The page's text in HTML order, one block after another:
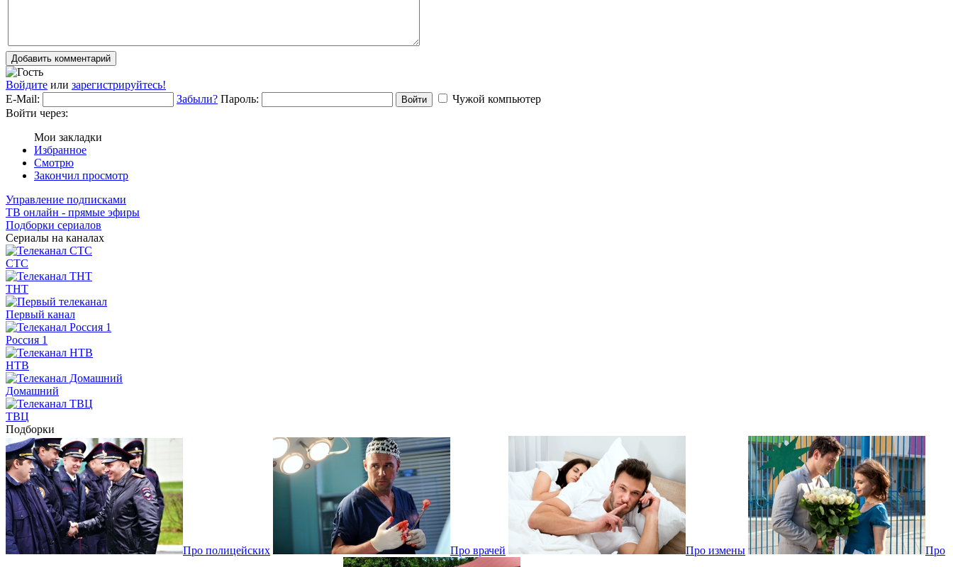
Добавить комментарий
Войдите или зарегистрируйтесь!
E-Mail:
Забыли? Пароль: Войти
Чужой компьютер
Войти через:
Мои закладки
Избранное
Смотрю
Закончил просмотр
Управление подписками
ТВ онлайн - прямые эфиры
Подборки сериалов
Сериалы на каналах
СТС
ТНТ
Первый канал
Россия 1
НТВ
Домашний
ТВЦ
Подборки
Про полицейских Про врачей Про измены Про